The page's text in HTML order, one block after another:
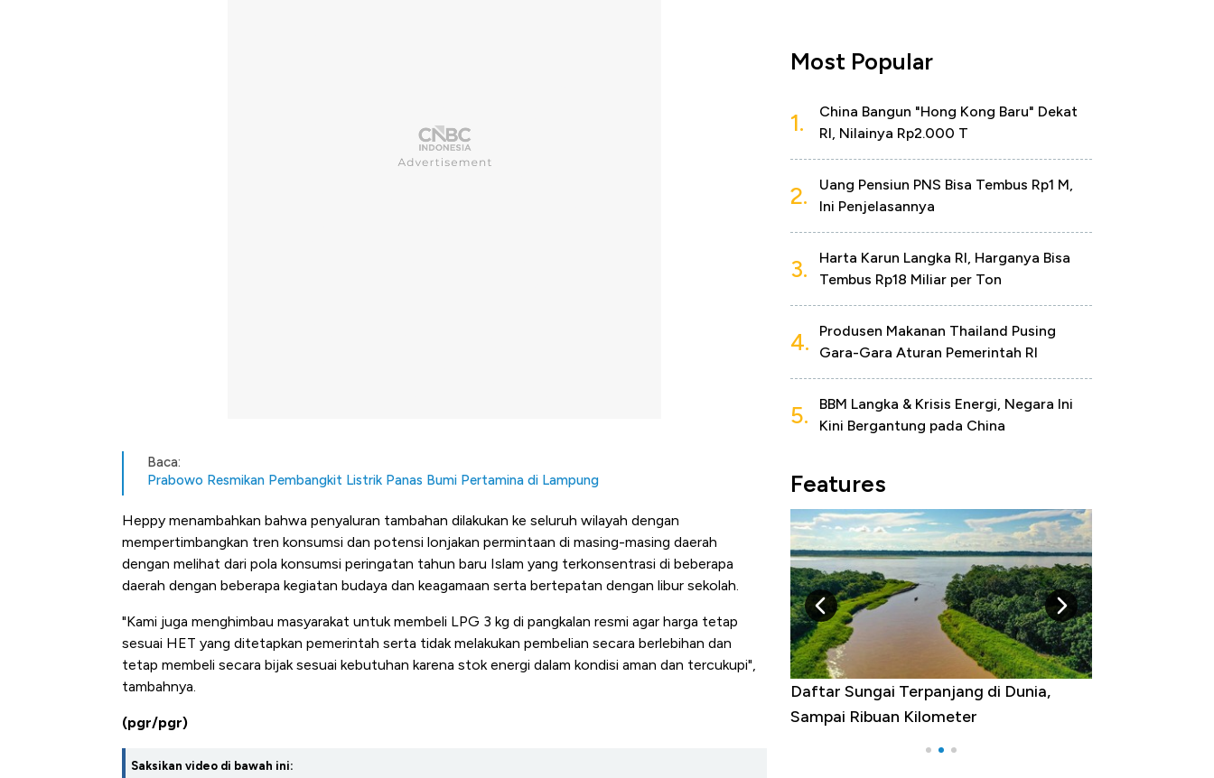
Baca:
Prabowo Resmikan Pembangkit Listrik Panas Bumi Pertamina di Lampung
Heppy menambahkan bahwa penyaluran tambahan dilakukan ke seluruh wilayah dengan
mempertimbangkan tren konsumsi dan potensi lonjakan permintaan di masing-masing daerah
dengan melihat dari pola konsumsi peringatan tahun baru Islam yang terkonsentrasi di beberapa
daerah dengan beberapa kegiatan budaya dan keagamaan serta bertepatan dengan libur sekolah.
"Kami juga menghimbau masyarakat untuk membeli LPG 3 kg di pangkalan resmi agar harga tetap
sesuai HET yang ditetapkan pemerintah serta tidak melakukan pembelian secara berlebihan dan
tetap membeli secara bijak sesuai kebutuhan karena stok energi dalam kondisi aman dan tercukupi",
tambahnya.
(pgr/pgr)
Saksikan video di bawah ini:
Most Popular
1.
China Bangun "Hong Kong Baru" Dekat
RI, Nilainya Rp2.000 T
2.
Uang Pensiun PNS Bisa Tembus Rp1 M,
Ini Penjelasannya
3.
Harta Karun Langka RI, Harganya Bisa
Tembus Rp18 Miliar per Ton
4.
Produsen Makanan Thailand Pusing
Gara-Gara Aturan Pemerintah RI
5.
BBM Langka & Krisis Energi, Negara Ini
Kini Bergantung pada China
Features
Daftar Sungai Terpanjang di Dunia,
Sampai Ribuan Kilometer